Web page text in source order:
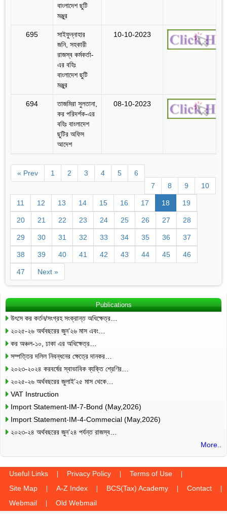
বাংলাদেশ ছুটি
মঞ্জুর
695
সাইফুন্নাহার
জনি, সহকারী
রাজস্ব কর্মকর্তা-
এর বহিঃ
বাংলাদেশ ছুটি
মঞ্জুর
10-10-2023
694
তাজমিরা সুলতানা,
কর পরিদর্শক-এর
বহিঃ বাংলাদেশ
ছুটির অফিস
আদেশ
08-10-2023
« Prev 1 2 3 4 5
6
7
8 9 10
11 12 13 14 15 16 17 18 19
20 21 22 23 24 25 26 27 28
29 30 31 32 33 34 35 36 37
38 39 40 41 42 43 44 45 46
47 Next »
Publications
উৎসে কর কর্তন/সংগ্রহ সংক্রান্ত অধিক্ষেত্র…
২০২৫-২৬ অর্থবছরের জুন’২৬ মাস এবং…
কর অঞ্চল-১০, ঢাকা এর অধিক্ষেত্র…
সম্পত্তির দলিল নিবন্ধনের ক্ষেত্রে দানকর…
২০২৩-২০২৪ করবর্ষের স্বাভাবিক ব্যক্তি শ্রেণির…
২০২৫-২৬ অর্থবছরের জুলাই’২৫ মাস থেকে…
VAT Instruction
Import Statement-IM-7-Bond (May,2026)
Import Statement-IM-4-Commecial (May,2026)
২০২৩-২৪ অর্থবছরের জুন’২৪ পর্যন্ত রাজস্ব…
More..
Useful Links Privacy Policy
Terms of Use
Site Map
A-Z Index BCS(Tax) Academy
Contact
Webmail
Old Webmail